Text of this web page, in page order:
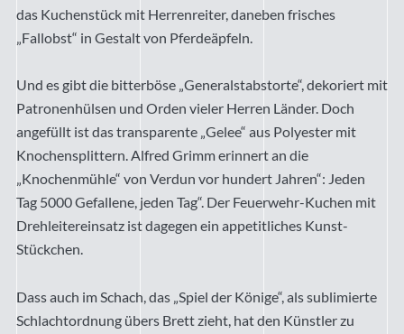
das Kuchenstück mit Herrenreiter, daneben frisches
„Fallobst“ in Gestalt von Pferdeäpfeln.
Und es gibt die bitterböse „Generalstabstorte“, dekoriert mit
Patronenhülsen und Orden vieler Herren Länder. Doch
angefüllt ist das transparente „Gelee“ aus Polyester mit
Knochensplittern. Alfred Grimm erinnert an die
„Knochenmühle“ von Verdun vor hundert Jahren“: Jeden
Tag 5000 Gefallene, jeden Tag“. Der Feuerwehr-Kuchen mit
Drehleitereinsatz ist dagegen ein appetitliches Kunst-
Stückchen.
Dass auch im Schach, das „Spiel der Könige“, als sublimierte
Schlachtordnung übers Brett zieht, hat den Künstler zu